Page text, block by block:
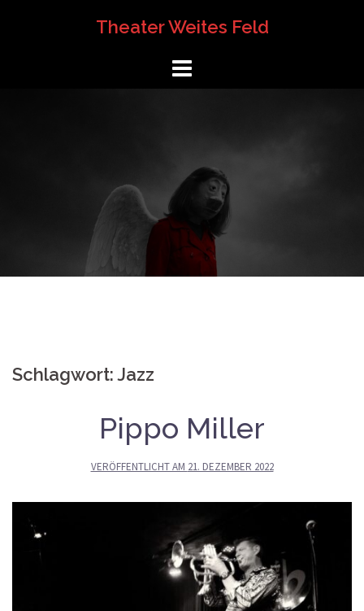
Theater Weites Feld
Schlagwort:Jazz
Pippo Miller
VERÖFFENTLICHT AM 21. DEZEMBER 2022